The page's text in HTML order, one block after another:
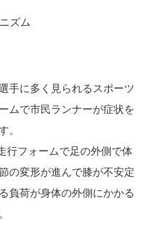
手に多く見られるスポーツ
ムで市民ランナーが症状を
。
行フォームで足の外側で体
の変形が進んで膝が不安定
負荷が身体の外側にかかる